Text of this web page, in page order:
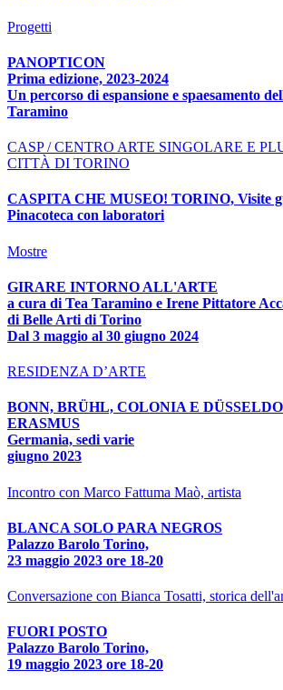
Progetti
PANOPTICON
Prima edizione, 2023-2024
Un percorso di espansione e spaesamento
Taramino
CASP / CENTRO ARTE SINGOLARE E
CITTÀ DI TORINO
CASPITA CHE MUSEO! TORINO, Visite
Pinacoteca con laboratori
Mostre
GIRARE INTORNO ALL'ARTE
a cura di Tea Taramino e Irene Pittatore
di Belle Arti di Torino
Dal 3 maggio al 30 giugno 2024
RESIDENZA D’ARTE
BONN, BRÜHL, COLONIA E
ERASMUS
Germania, sedi varie
giugno 2023
Incontro con Marco Fattuma Maò, artista
BLANCA SOLO PARA NEGROS
Palazzo Barolo Torino,
23 maggio 2023 ore 18-20
Conversazione con Bianca Tosatti, storica
FUORI POSTO
Palazzo Barolo Torino,
19 maggio 2023 ore 18-20